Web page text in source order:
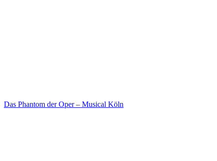
Das Phantom der Oper – Musical Köln